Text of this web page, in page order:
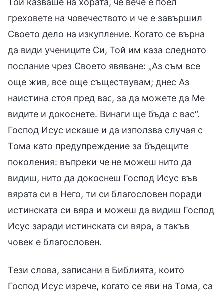
Той казваше на хората, че вече е поел
греховете на човечеството и че е завършил
Своето дело на изкупление. Когато се върна
да види учениците Си, Той им каза следното
послание чрез Своето явяване: „Аз съм все
още жив, все още съществувам; днес Аз
наистина стоя пред вас, за да можете да Ме
видите и докоснете. Винаги ще бъда с вас“.
Господ Исус искаше и да използва случая с
Тома като предупреждение за бъдещите
поколения: въпреки че не можеш нито да
видиш, нито да докоснеш Господ Исус във
вярата си в Него, ти си благословен поради
истинската си вяра и можеш да видиш Господ
Исус заради истинската си вяра, а такъв
човек е благословен.
Тези слова, записани в Библията, които
Господ Исус изрече, когато се яви на Тома, са